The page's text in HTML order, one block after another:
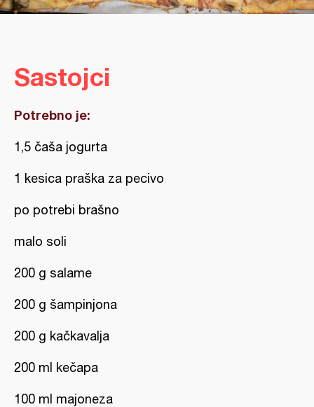
Sastojci
Potrebno je:
1,5 čaša jogurta
1 kesica praška za pecivo
po potrebi brašno
malo soli
200 g salame
200 g šampinjona
200 g kačkavalja
200 ml kečapa
100 ml majoneza